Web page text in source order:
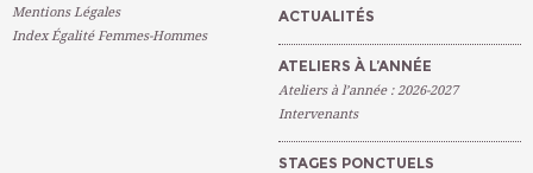
Mentions Légales
Index Égalité Femmes-Hommes
ACTUALITÉS
ATELIERS À L’ANNÉE
Ateliers à l’année : 2026-2027
Intervenants
STAGES PONCTUELS